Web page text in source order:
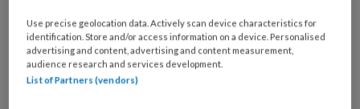
Use precise geolocation data. Actively scan device characteristics for
identification. Store and/or access information on a device. Personalised
advertising and content, advertising and content measurement,
audience research and services development.
List of Partners (vendors)